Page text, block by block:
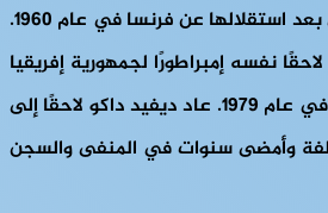
والتكوين والطبيعة السياسية”، وقدم خلالها الدكتور لمحة تاريخية عن تاريخ إفريقيا الوسطى كان ديفيد داكو (1930-2003) أول رئيس لجمهورية إفريقيا الوسطى بعد استقلالها عن فرنسا في عام 1960.
ثم تولى بوكاسا السلطة كرئيس جديد وأعلن لاحقًا نفسه إمبراطورًا لجمهورية إفريقيا
الوسطى في عام 1976. تميز نظامه بانتهاكات لحقوق الإنسان والقمع السياسي والإنفاق الباهظ. وسط استياء متزايد، تدخلت القوات الفرنسية وأطاحت ببوكاسا في عام 1979. عاد ديفيد داكو لاحقًا إلى
في عام 1981. وأدين بوكاسا لاحقا بارتكاب جرائم مختلفة وأمضى سنوات في المنفى والسجن